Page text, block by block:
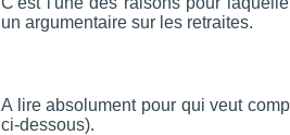
un argumentaire sur les retraites.
A lire absolument pour qui veut
ci-dessous).